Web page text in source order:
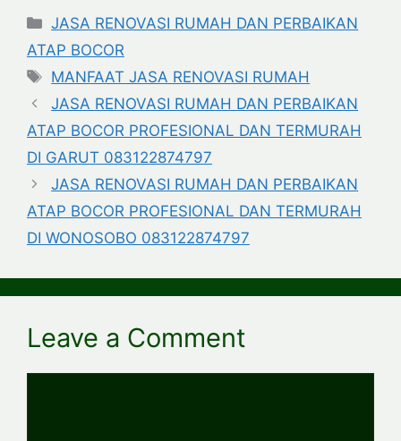
Categories
JASA RENOVASI RUMAH DAN PERBAIKAN
ATAP BOCOR
Tags
MANFAAT JASA RENOVASI RUMAH
JASA RENOVASI RUMAH DAN PERBAIKAN
ATAP BOCOR PROFESIONAL DAN TERMURAH
DI GARUT 083122874797
JASA RENOVASI RUMAH DAN PERBAIKAN
ATAP BOCOR PROFESIONAL DAN TERMURAH
DI WONOSOBO 083122874797
Leave a Comment